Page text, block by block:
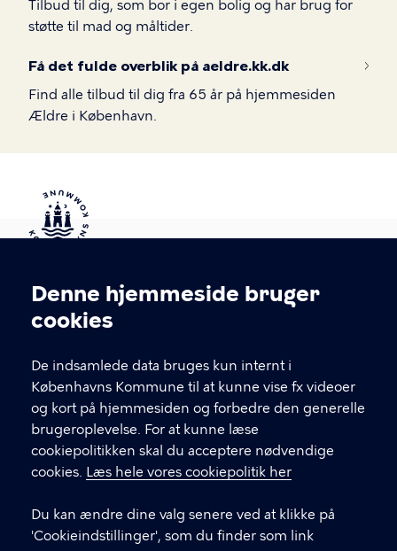
Cookieindstillinger
Denne hjemmeside bruger
cookies
De indsamlede data bruges kun internt i
Københavns Kommune til at kunne vise fx videoer
og kort på hjemmesiden og forbedre den generelle
brugeroplevelse. For at kunne læse
cookiepolitikken skal du acceptere nødvendige
cookies. Læs hele vores cookiepolitik her
Du kan ændre dine valg senere ved at klikke på
'Cookieindstillinger', som du finder som link
Tilbud til dig, som bor i egen bolig og har brug for
støtte til mad og måltider.
Få det fulde overblik på aeldre.kk.dk
Find alle tilbud til dig fra 65 år på hjemmesiden
Ældre i København.
Kontakt Københavns Kommune
T
fFind andre kontakter her
CVR-nummer64942212
GENVEJE
Digital Post